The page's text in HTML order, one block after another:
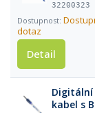
32200323
dotaz
Detail
Digitální
kabel s